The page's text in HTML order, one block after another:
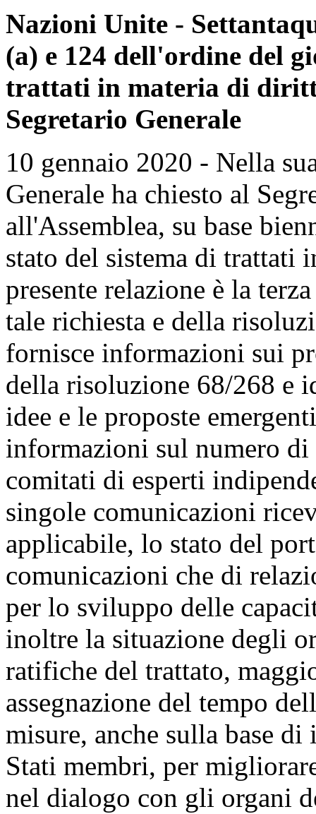
Nazioni Unite -
(a) e 124 dell'ordine del
trattati in materia di
Segretario Generale
10 gennaio 2020 - Nella
Generale ha chiesto al
all'Assemblea, su base
stato del sistema di
presente relazione è la
tale richiesta e della
fornisce informazioni sui
della risoluzione 68/268 e
idee e le proposte
informazioni sul numero di
comitati di esperti
singole comunicazioni
applicabile, lo stato del
comunicazioni che di
per lo sviluppo delle
inoltre la situazione degli
ratifiche del trattato,
assegnazione del tempo
misure, anche sulla base
Stati membri, per
nel dialogo con gli organi